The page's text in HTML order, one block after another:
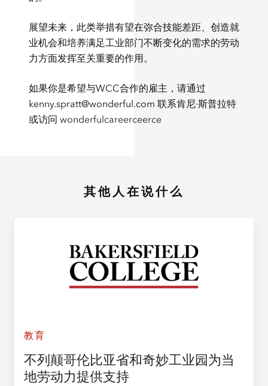
展望未来，此类举措有望在弥合技能差距、创造就
业机会和培养满足工业部门不断变化的需求的劳动
力方面发挥至关重要的作用。
如果你是希望与WCC合作的雇主，请通过
kenny.spratt@wonderful.com 联系肯尼·斯普拉特
或访问 wonderfulcareerceerce
其他人在说什么
教育
不列颠哥伦比亚省和奇妙工业园为当
地劳动力提供支持